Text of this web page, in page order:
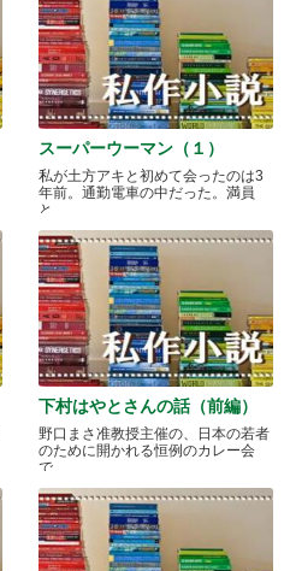
スーパーウーマン（１）
私が土方アキと初めて会ったのは3
年前。通勤電車の中だった。満員
と.....
下村はやとさんの話（前編）
野口まさ准教授主催の、日本の若者
のために開かれる恒例のカレー会
で.....